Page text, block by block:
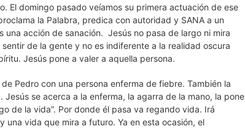
El domingo pasado veíamos su primera actuación de ese
la Palabra, predica con autoridad y SANA a un
acción de sanación. Jesús no pasa de largo ni mira
de la gente y no es indiferente a la realidad oscura
Jesús pone a valer a aquella persona.
Pedro con una persona enferma de fiebre. También la
Jesús se acerca a la enferma, la agarra de la mano, la pone
de la vida”. Por donde él pasa va regando vida. Irá
vida que mira a futuro. Ya en esta ocasión, el